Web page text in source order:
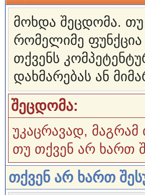
მოხდა შეცდომა.
რომელიმე ფუნქცია
თქვენს
დახმარებას ან
შეცდომა:
უკაცრავად, მაგრამ
თუ თქვენ არ ხართ
თქვენ არ ხართ